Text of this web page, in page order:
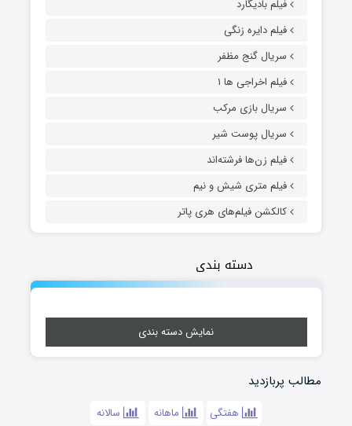
فیلم بادیگارد
فیلم دایره زنگی
سریال گنج مظفر
فیلم اخراجی ها ۱
سریال بازی مرکب
سریال پوست شیر
فیلم زن‌ها فرشته‌اند
فیلم متری شیش و نیم
کالکشن فیلم‌های هری پاتر
دسته بندی
نمایش دسته بندی
مطالب پربازدید
هفتگی ماهانه سالانه